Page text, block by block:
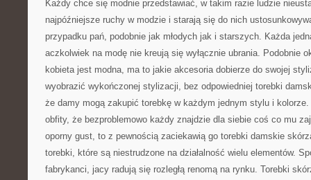
Każdy chce się modnie przedstawiać, w takim razie ludzie
najpóźniejsze ruchy w modzie i starają się do nich
przypadku pań, podobnie jak młodych jak i starszych. Każda
aczkolwiek na modę nie kreują się wyłącznie ubrania. Podobnie
kobieta jest modna, ma to jakie akcesoria dobierze do swojej
wyobrazić wykończonej stylizacji, bez odpowiedniej torebki
że damy mogą zakupić torebkę w każdym jednym stylu i
obfity, że bezproblemowo każdy znajdzie dla siebie coś co mu
oporny gust, to z pewnością zaciekawią go torebki damskie
torebki, które są niestrudzone na działalność wielu elementów.
fabrykanci, jacy radują się rozległą renomą na rynku. Torebki